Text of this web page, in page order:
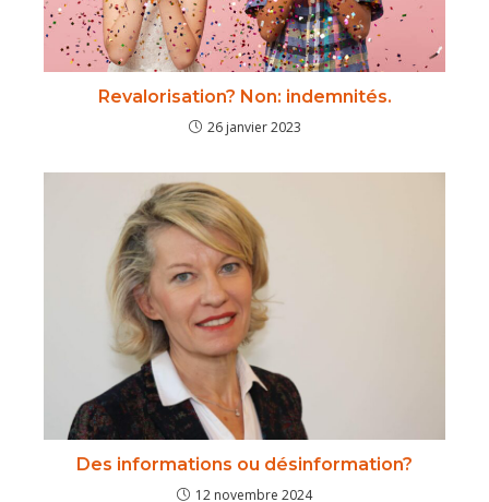
Revalorisation? Non: indemnités.
26 janvier 2023
Des informations ou désinformation?
12 novembre 2024